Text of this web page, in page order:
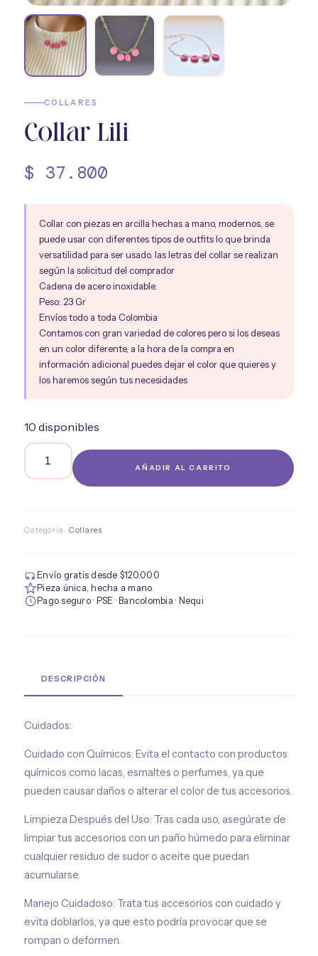
Nosotros
COLLARES
Collar Lili
$ 37.800
Collar con piezas en arcilla hechas a mano, modernos, se
puede usar con diferentes tipos de outfits lo que brinda
versatilidad para ser usado. las letras del collar se realizan
según la solicitud del comprador
Cadena de acero inoxidable.
Peso: 23 Gr
Envíos todo a toda Colombia
Contamos con gran variedad de colores pero si los deseas
en un color diferente, a la hora de la compra en
información adicional puedes dejar el color que quieres y
los haremos según tus necesidades
10 disponibles
Collar
AÑADIR AL CARRITO
Categoría: Collares
Envío gratis desde $120.000
Pieza única, hecha a mano
Pago seguro · PSE · Bancolombia · Nequi
DESCRIPCIÓN
Cuidados:
Cuidado con Químicos: Evita el contacto con productos
químicos como lacas, esmaltes o perfumes, ya que
pueden causar daños o alterar el color de tus accesorios.
Limpieza Después del Uso: Tras cada uso, asegúrate de
limpiar tus accesorios con un paño húmedo para eliminar
cualquier residuo de sudor o aceite que puedan
acumularse.
Manejo Cuidadoso: Trata tus accesorios con cuidado y
evita doblarlos, ya que esto podría provocar que se
rompan o deformen.